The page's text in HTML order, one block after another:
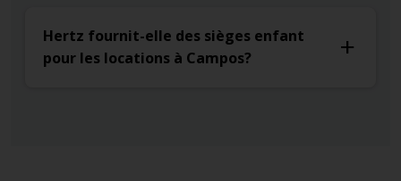
Hertz fournit-elle des sièges enfant
pour les locations à Campos?